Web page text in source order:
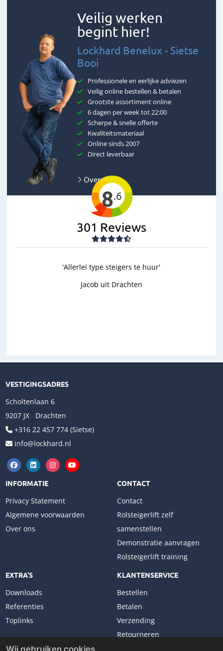
Veilig werken
begint hier!
Lockhard Benelux - Sietse
Booi
Professionele en eerlijke adviezen
Veilig online bestellen & betalen
Grootste assortiment online
6 dagen per week tot 22:00
Scherpe & snelle offerte
Kwaliteitsmateriaal
Online sinds 2007
Direct leverbaar
Over ons
8.6
301 Reviews
'goed'
Wim uit Aalten
VESTIGINGSADRES
Scholtenlaan 6
9207 JX Drachten
+316 22 457 774 (Sietse)
info@lockhard.nl
INFORMATIE
Privacy Statement
Algemene voorwaarden
Over ons
CONTACT
Contact
Rolsteigerlift zelf
samenstellen
Demonstratie aanvragen
Rolsteigerlift training
EXTRA'S
Downloads
Referenties
Toplinks
KLANTENSERVICE
Bestellen
Betalen
Verzending
Retourneren